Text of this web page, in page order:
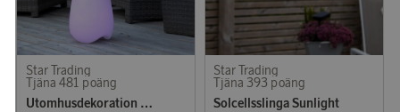
Star Trading
Tjäna 481 poäng
Utomhusdekoration Twilights LED
Star Trading
Tjäna 393 poäng
Solcellsslinga Sunlight